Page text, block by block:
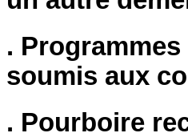
.
soumis aux
. Pourboire